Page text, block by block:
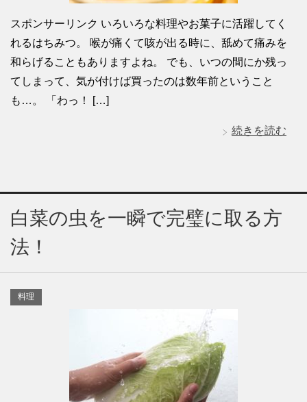
スポンサーリンク いろいろな料理やお菓子に活躍してく
れるはちみつ。 喉が痛くて咳が出る時に、舐めて痛みを
和らげることもありますよね。 でも、いつの間にか残っ
てしまって、気が付けば買ったのは数年前ということ
も…。 「わっ！ […]
続きを読む
白菜の虫を一瞬で完璧に取る方
法！
料理